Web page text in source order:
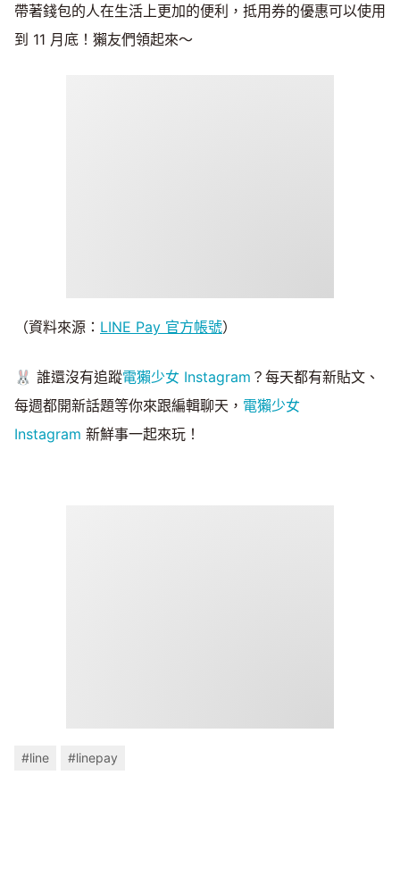
帶著錢包的人在生活上更加的便利，抵用券的優惠可以使用
到 11 月底！獺友們領起來～
（資料來源： LINE Pay 官方帳號）
🐰 誰還沒有追蹤電獺少女 Instagram ？每天都有新貼文、
每週都開新話題等你來跟編輯聊天， 電獺少女
Instagram 新鮮事一起來玩！
#line #linepay